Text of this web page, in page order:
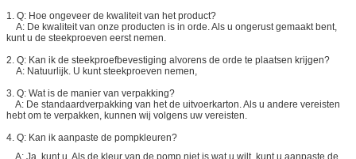
1. Q: Hoe ongeveer de kwaliteit van het product?
A: De kwaliteit van onze producten is in orde. Als u ongerust gemaakt bent,
kunt u de steekproeven eerst nemen.
2. Q: Kan ik de steekproefbevestiging alvorens de orde te plaatsen krijgen?
A: Natuurlijk. U kunt steekproeven nemen,
3. Q: Wat is de manier van verpakking?
A: De standaardverpakking van het de uitvoerkarton. Als u andere vereisten
hebt om te verpakken, kunnen wij volgens uw vereisten.
4. Q: Kan ik aanpaste de pompkleuren?
A: Ja, kunt u. Als de kleur van de pomp niet is wat u wilt, kunt u aanpaste de